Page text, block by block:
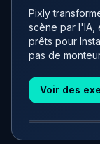
Pixly
scène par l'IA,
prêts pour
pas de
Voir des